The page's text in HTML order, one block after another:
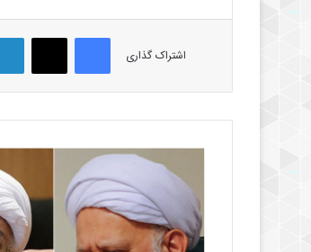
اشتراک گذاری
فیس بوک
م
ت